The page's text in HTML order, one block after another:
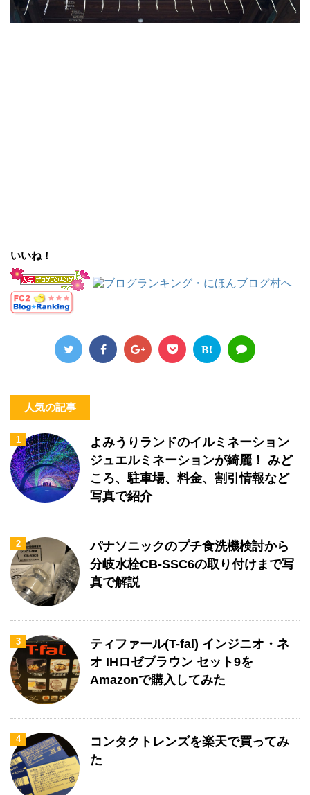
いいね！
B!
人気の記事
1
よみうりランドのイルミネーション
ジュエルミネーションが綺麗！ みど
ころ、駐車場、料金、割引情報など
写真で紹介
2
パナソニックのプチ食洗機検討から
分岐水栓CB-SSC6の取り付けまで写
真で解説
3
ティファール(T-fal) インジニオ・ネ
オ IHロゼブラウン セット9を
Amazonで購入してみた
4
コンタクトレンズを楽天で買ってみ
た